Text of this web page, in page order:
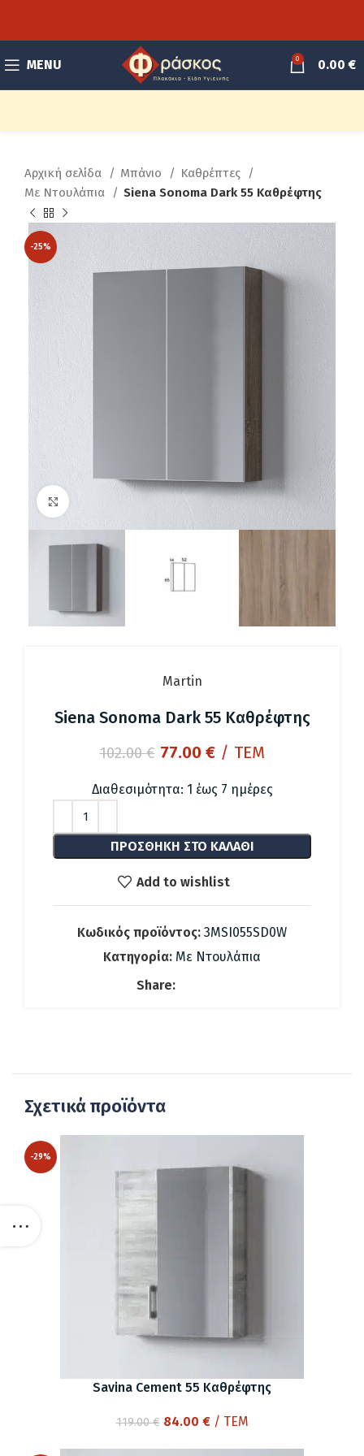
MENU 0 0.00€
Αρχική σελίδα Μπάνιο
Καθρέπτες
Με Ντουλάπια
Siena Sonoma Dark 55 Καθρέφτης
-25%
Martin
Siena Sonoma Dark 55 Καθρέφτης
102.00€ Original
was:
77.00 €Η
τιμή
77.00 €.
/ ΤΕΜ
Διαθεσιμότητα: 1 έως 7 ημέρες
ΠΡΟΣΘΉΚΗ ΣΤΟ ΚΑΛΆΘΙ
Add to wishlist
Κωδικός προϊόντος: 3MSI055SD0W
Κατηγορία: Με Ντουλάπια
Share:
Σχετικά προϊόντα
-29%
Savina Cement 55 Καθρέφτης
119.00€ Original
84.00 €Η
/ ΤΕΜ